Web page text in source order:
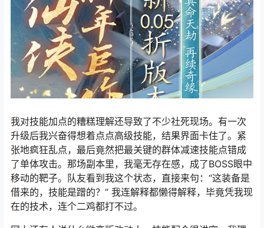
我对技能加点的糟糕理解还导致了不少社死现场。有一次
升级后我兴奋得想着点点高级技能，结果界面卡住了。紧
张地疯狂乱点，最后竟然把最关键的群体减速技能点错成
了单体攻击。那场副本里，我毫无存在感，成了BOSS眼中
移动的靶子。队友看到我这个状态，直接来句：“这装备是
借来的，技能是蹭的？” 我连解释都懒得解释，毕竟凭我现
在的技术，连个二鸡都打不过。